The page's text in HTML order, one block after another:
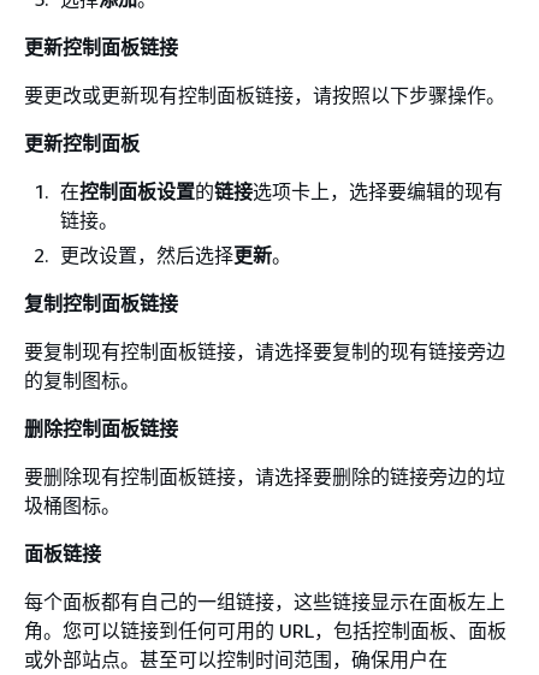
更新控制面板链接
要更改或更新现有控制面板链接，请按照以下步骤操作。
更新控制面板
在控制面板设置的链接选项卡上，选择要编辑的现有
链接。
更改设置，然后选择更新。
复制控制面板链接
要复制现有控制面板链接，请选择要复制的现有链接旁边
的复制图标。
删除控制面板链接
要删除现有控制面板链接，请选择要删除的链接旁边的垃
圾桶图标。
面板链接
每个面板都有自己的一组链接，这些链接显示在面板左上
角。您可以链接到任何可用的 URL，包括控制面板、面板
或外部站点。甚至可以控制时间范围，确保用户在